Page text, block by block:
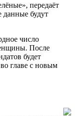
передаёт
данные будут
число
После
будет
главе с новым